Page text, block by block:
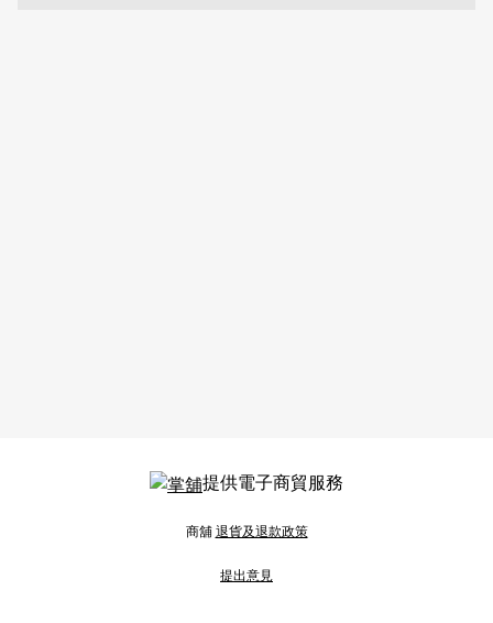
提供電子商貿服務
商舖退貨及退款政策
提出意見